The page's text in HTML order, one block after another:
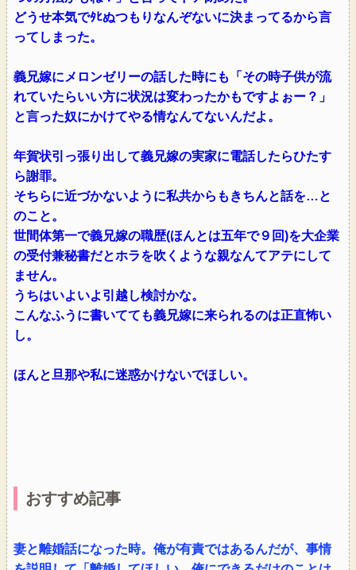
どうせ本気でﾀﾋぬつもりなんぞないに決まってるから言
ってしまった。
義兄嫁にメロンゼリーの話した時にも「その時子供が流
れていたらいい方に状況は変わったかもですよぉー？」
と言った奴にかけてやる情なんてないんだよ。
年賀状引っ張り出して義兄嫁の実家に電話したらひたす
ら謝罪。
そちらに近づかないように私共からもきちんと話を…と
のこと。
世間体第一で義兄嫁の職歴(ほんとは五年で９回)を大企業
の受付兼秘書だとホラを吹くような親なんてアテにして
ません。
うちはいよいよ引越し検討かな。
こんなふうに書いてても義兄嫁に来られるのは正直怖い
し。
ほんと旦那や私に迷惑かけないでほしい。
おすすめ記事
妻と離婚話になった時。俺が有責ではあるんだが、事情